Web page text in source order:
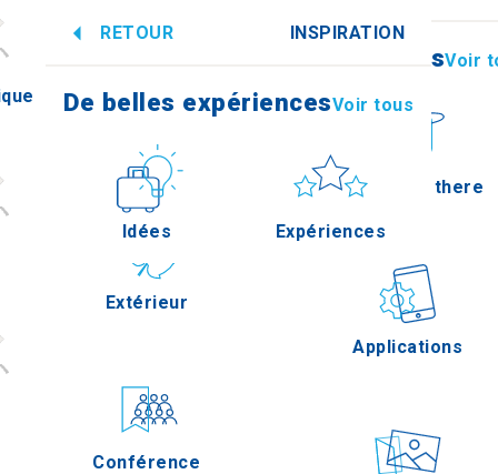
Imathia
Serres
Culture
Extérieur Gastronomie
Conférence
InformationsVoir
How to get there
Applications
RETOUR INSPIRATION
De belles expériencesVoir tous
Idées Expériences